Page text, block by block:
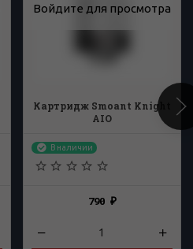
Войдите для просмотра
Картридж Smoant Knight
AIO
В наличии
790 ₽